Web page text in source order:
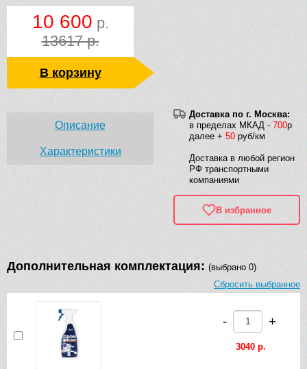
10 600 р.
13617 р.
В корзину
Доставка по г. Москва:
в пределах МКАД - 700р
далее + 50 руб/км
Доставка в любой регион
РФ транспортными
компаниями
В избранное
Описание
Характеристики
Дополнительная комплектация: (выбрано 0)
Сбросить выбранное
- +
3040 р.